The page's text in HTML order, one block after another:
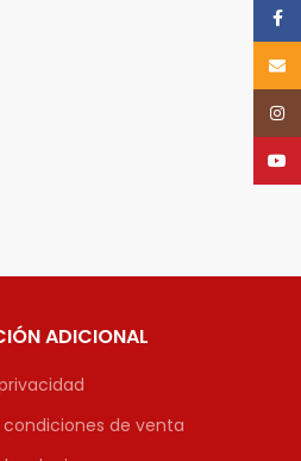
ADICIONAL
de venta
Email